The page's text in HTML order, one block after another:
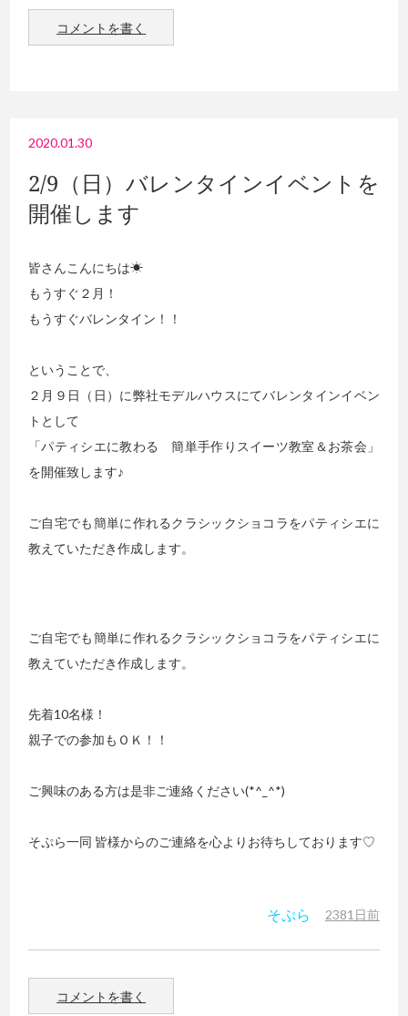
コメントを書く
2020.01.30
2/9（日）バレンタインイベントを
開催します
皆さんこんにちは☀
もうすぐ２月！
もうすぐバレンタイン！！
ということで、
２月９日（日）に弊社モデルハウスにてバレンタインイベン
トとして
「パティシエに教わる 簡単手作りスイーツ教室＆お茶会」
を開催致します♪
ご自宅でも簡単に作れるクラシックショコラをパティシエに
教えていただき作成します。
ご自宅でも簡単に作れるクラシックショコラをパティシエに
教えていただき作成します。
先着10名様！
親子での参加もＯＫ！！
ご興味のある方は是非ご連絡ください(*^_^*)
そぷら一同 皆様からのご連絡を心よりお待ちしております♡
そぷら 2381日前
コメントを書く